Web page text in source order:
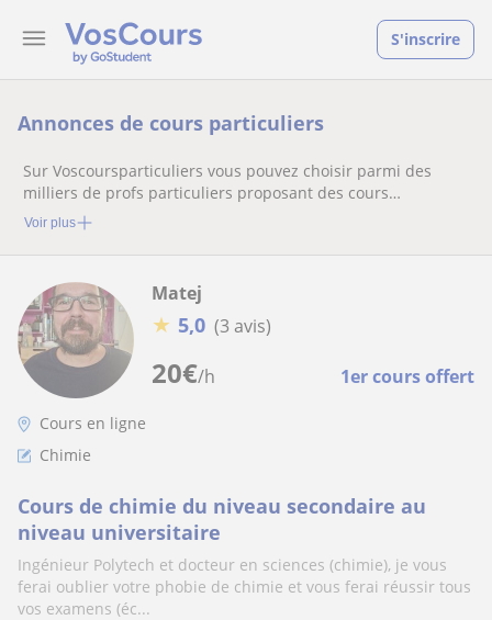
S'inscrire
Annonces de cours particuliers
Sur Voscoursparticuliers vous pouvez choisir parmi des
milliers de profs particuliers proposant des cours
particuliers
Voir plus
20€/h 1er cours offert
Matej
★ 5,0 (3 avis)
Cours en ligne
Chimie
Cours de chimie du niveau secondaire au
niveau universitaire
Ingénieur Polytech et docteur en sciences (chimie), je vous
ferai oublier votre phobie de chimie et vous ferai réussir tous
vos examens (éc...